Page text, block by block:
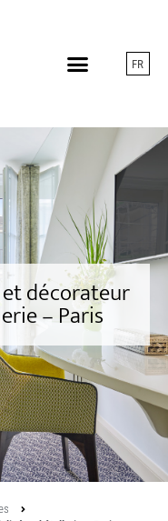
FR
décorateur
– Paris